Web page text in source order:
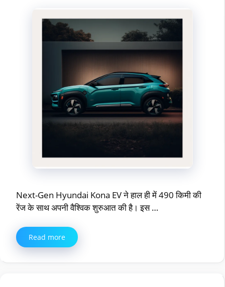
Next-Gen Hyundai Kona EV ने हाल ही में 490 किमी की
रेंज के साथ अपनी वैश्विक शुरुआत की है। इस …
Read more